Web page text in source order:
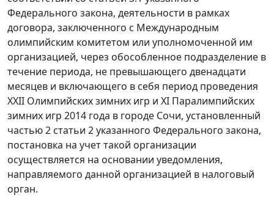
Федерального закона, деятельности в рамках
договора, заключенного с Международным
олимпийским комитетом или уполномоченной им
организацией, через обособленное подразделение в
течение периода, не превышающего двенадцати
месяцев и включающего в себя период проведения
XXII Олимпийских зимних игр и XI Паралимпийских
зимних игр 2014 года в городе Сочи, установленный
частью 2 статьи 2 указанного Федерального закона,
постановка на учет такой организации
осуществляется на основании уведомления,
направляемого данной организацией в налоговый
орган.